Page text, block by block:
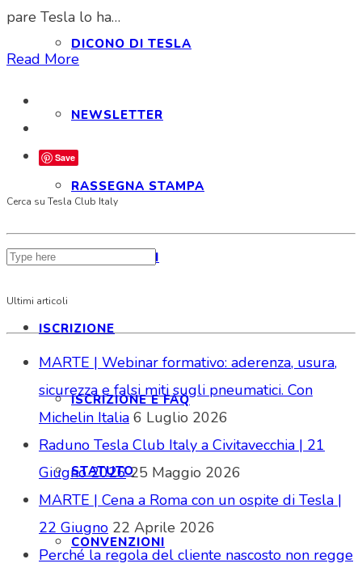
DICONO DI TESLA
NEWSLETTER
RASSEGNA STAMPA
NOTE LEGALI
ISCRIZIONE
ISCRIZIONE E FAQ
STATUTO
CONVENZIONI
pare Tesla lo ha…
Read More
Save
Cerca su Tesla Club Italy
Ultimi articoli
MARTE | Webinar formativo: aderenza, usura,
sicurezza e falsi miti sugli pneumatici. Con
Michelin Italia 6 Luglio 2026
Raduno Tesla Club Italy a Civitavecchia | 21
Giugno 2026 25 Maggio 2026
MARTE | Cena a Roma con un ospite di Tesla |
22 Giugno 22 Aprile 2026
Perché la regola del cliente nascosto non regge